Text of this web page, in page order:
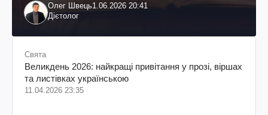
Олег Швець1.06.2026 20:41
Дієтолог
Свята
Великдень 2026: найкращі привітання у прозі, віршах
та листівках українською
11.04.2026 23:35